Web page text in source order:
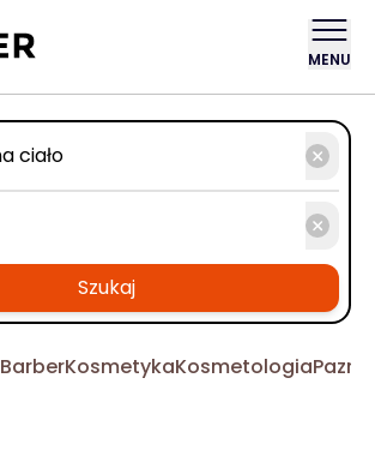
MENU
Szukaj
BarberKosmetykaKosmetologia